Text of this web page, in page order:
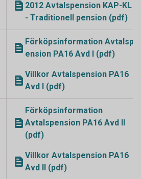
2012 Avtalspension KAP-KL
- Traditionell pension (pdf)
Förköpsinformation Avtalsp
ension PA16 Avd I (pdf)
Villkor Avtalspension PA16
Avd I (pdf)
Förköpsinformation
Avtalspension PA16 Avd II
(pdf)
Villkor Avtalspension PA16
Avd II (pdf)